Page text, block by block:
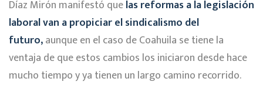
Díaz Mirón manifestó quelas reformas a la legislación
laboral van a propiciar el sindicalismo del
futuro,aunque en el caso de Coahuila se tiene la
ventaja de que estos cambios los iniciaron desde hace
mucho tiempo y ya tienen un largo camino recorrido.